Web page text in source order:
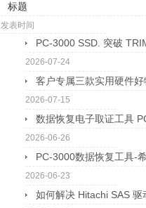
标题
发表时间
PC-3000 SSD. 突破
2026-07-24
客户专属三款实用硬件好
2026-07-15
数据恢复电子取证工具
2026-06-26
PC-3000数据恢复工具-
2026-06-23
如何解决 Hitachi SAS